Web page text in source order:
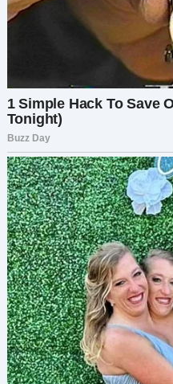
— Ну, потому что вы
ездили к нему. Как он
правильно сделали,
лучшим образом.
У Светланы в голове
каша:
— В смысле, не ездили
чуть ли не каждый
Света и не заметила,
столу.
— Светочка? Свекр
нее. — Светочка? Как
Сашкой что-то
— Нет. С Сашей все
того, что он очень
день. — И я решила
— Ко мне? Каждый
У Светы в голове